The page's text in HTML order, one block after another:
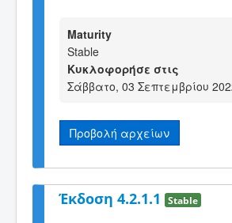
Maturity
Stable
Κυκλοφορήσε στις
Σάββατο, 03 Σεπτεμβρίου
Προβολή αρχείων
Έκδοση 4.2.1.1 Stable